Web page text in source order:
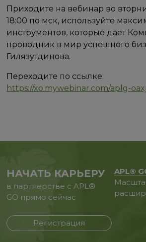
Приходите на вебинар во
18:00 по мск, используйте
инструментов, которые дает
проводник в мир успешного
Гилязутдинова.
Переходите по ссылке:
https://xo.mywebinar.com/aplg-
НАЧАТЬ КАРЬЕРУ
в партнерстве с APL®
GO прямо сейчас
Регистрация
APL®